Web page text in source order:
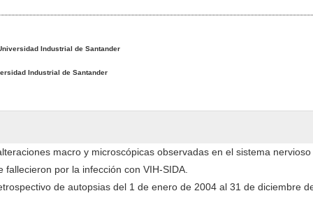
Industrial de Santander
Industrial de Santander
macro y microscópicas observadas en el sistema
fallecieron por la infección con VIH-SIDA.
de autopsias del 1 de enero de 2004 al 31 de diciembre